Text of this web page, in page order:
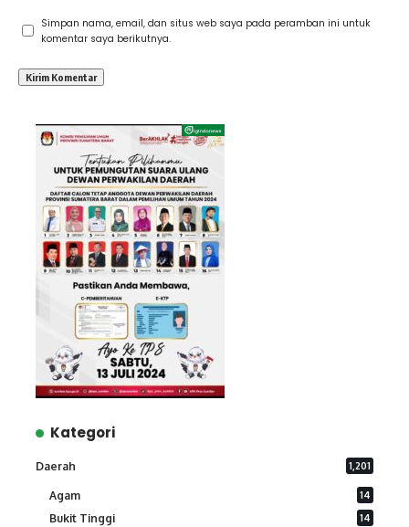
Simpan nama, email, dan situs web saya pada peramban ini untuk
komentar saya berikutnya.
Kategori
Daerah 1,201
Agam 14
Bukit Tinggi 14